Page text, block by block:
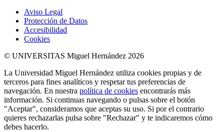
Aviso Legal
Protección de Datos
Accesibilidad
Cookies
© UNIVERSITAS Miguel Hernández 2026
La Universidad Miguel Hernández utiliza cookies propias y de
terceros para fines analíticos y respetar tus preferencias de
navegación. En nuestra política de cookies encontrarás más
información. Si continuas navegando o pulsas sobre el botón
"Aceptar", consideramos que aceptas su uso. Si por el contrario
quieres rechazarlas pulsa sobre "Rechazar" y te indicaremos cómo
debes hacerlo.